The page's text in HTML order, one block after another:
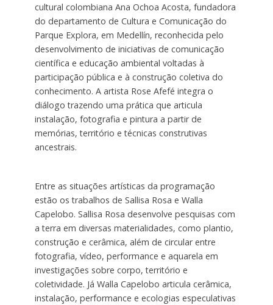
cultural colombiana Ana Ochoa Acosta, fundadora
do departamento de Cultura e Comunicação do
Parque Explora, em Medellín, reconhecida pelo
desenvolvimento de iniciativas de comunicação
científica e educação ambiental voltadas à
participação pública e à construção coletiva do
conhecimento. A artista Rose Afefé integra o
diálogo trazendo uma prática que articula
instalação, fotografia e pintura a partir de
memórias, território e técnicas construtivas
ancestrais.
Entre as situações artísticas da programação
estão os trabalhos de Sallisa Rosa e Walla
Capelobo. Sallisa Rosa desenvolve pesquisas com
a terra em diversas materialidades, como plantio,
construção e cerâmica, além de circular entre
fotografia, vídeo, performance e aquarela em
investigações sobre corpo, território e
coletividade. Já Walla Capelobo articula cerâmica,
instalação, performance e ecologias especulativas